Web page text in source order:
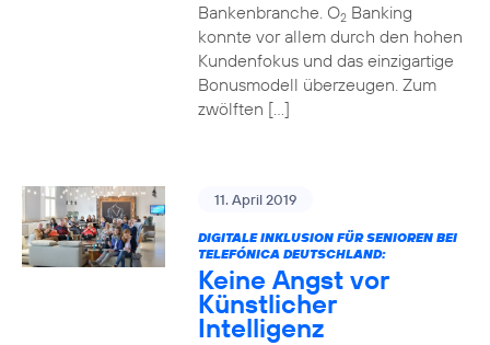
Bankenbranche. O2Banking
konnte vor allem durch den hohen
Kundenfokus und das einzigartige
Bonusmodell überzeugen. Zum
zwölften […]
11. April 2019
DIGITALE INKLUSION FÜR SENIOREN BEI
TELEFÓNICA DEUTSCHLAND:
Keine Angst vor
Künstlicher
Intelligenz